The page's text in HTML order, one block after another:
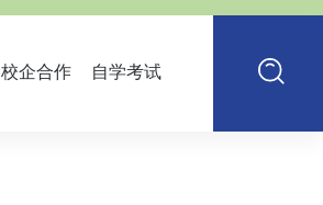
校企合作 自学考试